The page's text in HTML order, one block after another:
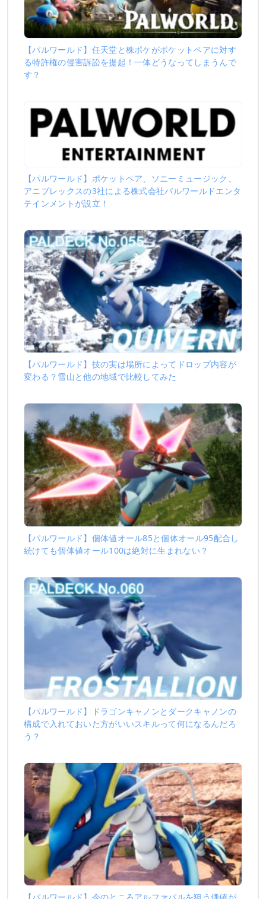
【パルワールド】任天堂と株ポケがポケットペアに対す
る特許権の侵害訴訟を提起！一体どうなってしまうんで
す？
【パルワールド】ポケットペア、ソニーミュージック、
アニプレックスの3社による株式会社パルワールドエンタ
テインメントが設立！
【パルワールド】技の実は場所によってドロップ内容が
変わる？雪山と他の地域で比較してみた
【パルワールド】個体値オール85と個体オール95配合し
続けても個体値オール100は絶対に生まれない？
【パルワールド】ドラゴンキャノンとダークキャノンの
構成で入れておいた方がいいスキルって何になるんだろ
う？